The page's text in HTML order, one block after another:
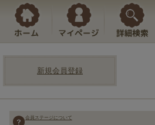
新規会員登録
会員ステージについて